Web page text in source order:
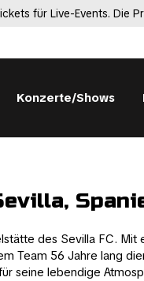
für Live-Events. Die
Konzerte/Shows
des Sevilla FC.
Team 56 Jahre lang
seine lebendige